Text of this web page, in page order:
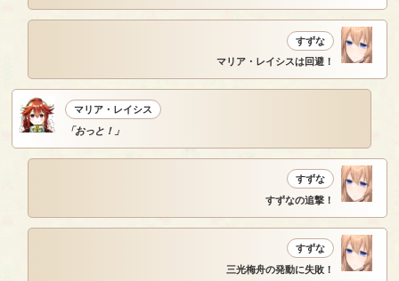
すずな
マリア・レイシスは回避！
マリア・レイシス
「おっと！」
すずな
すずなの追撃！
すずな
三光梅舟の発動に失敗！